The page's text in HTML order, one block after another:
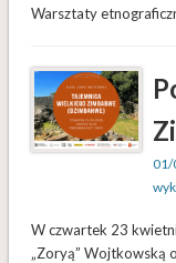
Warsztaty
01/
W czwartek 23
„Zoryą” Wojtkowską